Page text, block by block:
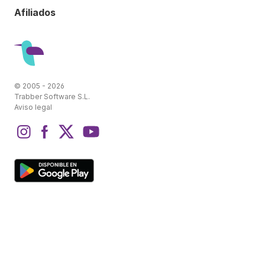
Afiliados
© 2005 - 2026
Trabber Software S.L.
Aviso legal